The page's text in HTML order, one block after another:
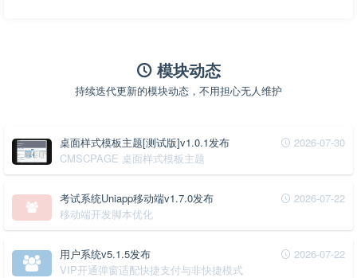
模块动态
持续迭代更新的模块动态，不用担心无人维护
2026-07-30
桌面样式模板主题[测试版]v1.0.1发布
CMSCPAGE 桌面样式模板主题
2026-07-22
考试系统Uniapp移动端v1.7.0发布
移动端开发脚本优化
2026-07-22
用户系统v5.1.5发布
VIP开通弹窗适配快捷支付与非快捷模式